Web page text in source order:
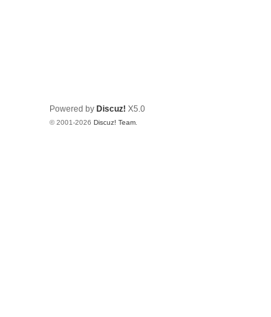
Powered by Discuz! X5.0
© 2001-2026 Discuz! Team